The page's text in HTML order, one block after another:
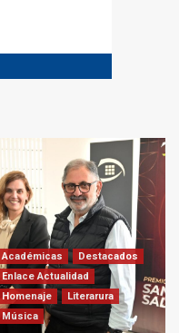
Académicas
Destacados
Enlace Actualidad
Homenaje
Literarura
Música